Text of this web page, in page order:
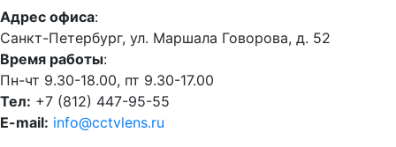
Адрес офиса:
Санкт-Петербург, ул. Маршала Говорова, д. 52
Время работы:
Пн-чт 9.30-18.00, пт 9.30-17.00
Тел: +7 (812) 447-95-55
E-mail: info@cctvlens.ru